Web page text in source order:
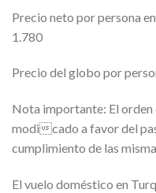
Precio neto por persona
1.780
Precio del globo por
Nota importante: El orden
modicado a favor del
cumplimiento de las
El vuelo doméstico en